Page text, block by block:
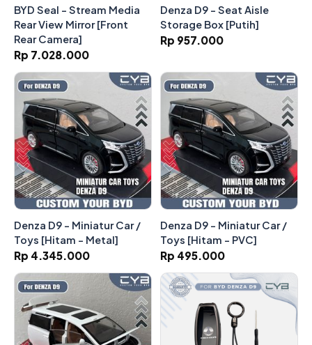
BYD Seal - Stream Media
Rear View Mirror [Front
Rear Camera]
Rp 7.028.000
Denza D9 - Seat Aisle
Storage Box [Putih]
Rp 957.000
Denza D9 - Miniatur Car /
Toys [Hitam - Metal]
Rp 4.345.000
Denza D9 - Miniatur Car /
Toys [Hitam - PVC]
Rp 495.000